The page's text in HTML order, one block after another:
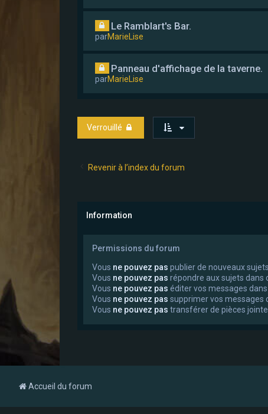
Le Ramblart's Bar.
parMarieLise
Panneau d'affichage de la taverne.
parMarieLise
Verrouillé
Revenir à l’index du forum
Information
Permissions du forum
Vous ne pouvez pas publier de nouveaux
Vous ne pouvez pas répondre aux sujets dans
Vous ne pouvez pas éditer vos messages
Vous ne pouvez pas supprimer vos messages
Vous ne pouvez pas transférer de pièces
Accueil du forum